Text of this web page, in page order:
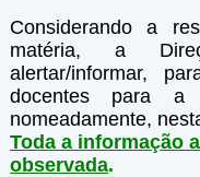
Considerando a
matéria, a
alertar/informar,
docentes para a
nomeadamente,
Toda a informação
observada.